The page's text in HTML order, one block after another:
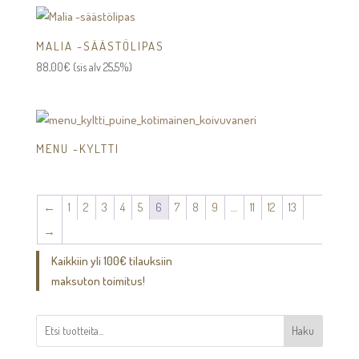
MALIA -SÄÄSTÖLIPAS
88,00€ (sis alv 25,5%)
MENU -KYLTTI
← 1 2 3 4 5 6 7 8 9 … 11 12
13
→
Kaikkiin yli 100€ tilauksiin
maksuton toimitus!
Haku